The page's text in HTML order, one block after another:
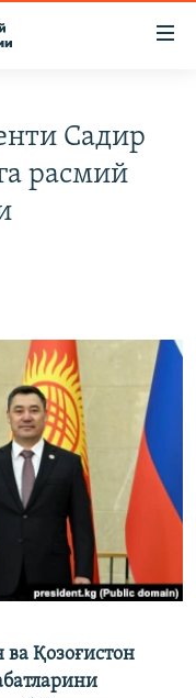
Садир
расмий
Қозоғистон